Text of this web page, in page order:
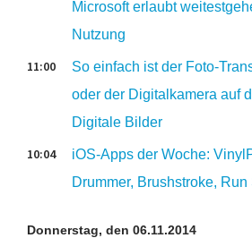
Microsoft erlaubt
Nutzung
So einfach ist der Foto-
oder der Digitalkamera auf
Digitale Bilder
11:00
iOS-Apps der Woche:
Drummer, Brushstroke,
10:04
Donnerstag, den 06.11.2014